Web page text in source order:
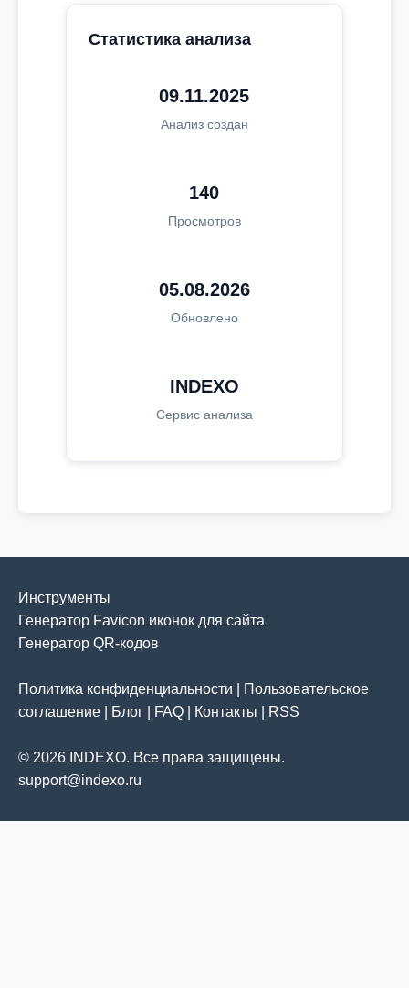
Статистика анализа
09.11.2025
Анализ создан
140
Просмотров
05.08.2026
Обновлено
INDEXO
Сервис анализа
Инструменты
Генератор Favicon иконок для сайта
Генератор QR-кодов
Политика конфиденциальности
Пользовательское
соглашение
Блог FAQ Контакты RSS
© 2026 INDEXO. Все права защищены.
support@indexo.ru